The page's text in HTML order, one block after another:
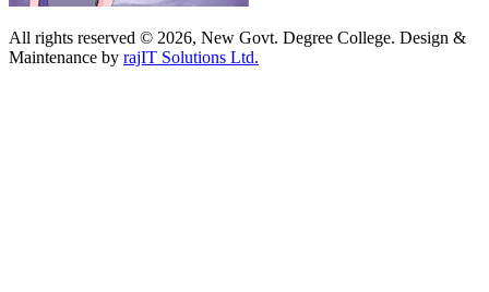
All rights reserved © 2026, New Govt. Degree College. Design &
Maintenance by rajIT Solutions Ltd.